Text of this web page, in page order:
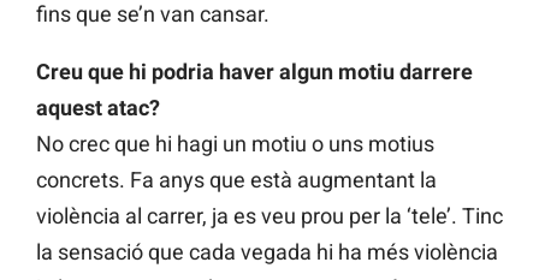
fins que se’n van cansar.
Creu que hi podria haver algun motiu darrere
aquest atac?
No crec que hi hagi un motiu o uns motius
concrets. Fa anys que està augmentant la
violència al carrer, ja es veu prou per la ‘tele’. Tinc
la sensació que cada vegada hi ha més violència